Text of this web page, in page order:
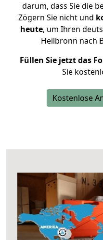
darum, dass Sie die
Zögern Sie nicht und
heute, um Ihren
Heilbronn nach
Füllen Sie jetzt das
Sie
Kostenlose